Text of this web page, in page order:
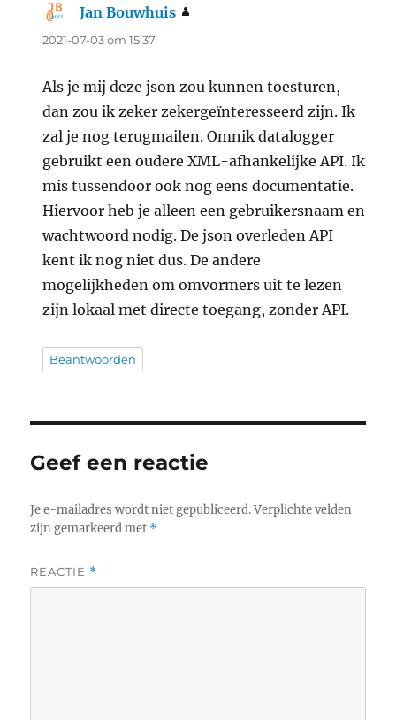
Jan Bouwhuis
2021-07-03 om 15:37
Als je mij deze json zou kunnen toesturen,
dan zou ik zeker zekergeïnteresseerd zijn. Ik
zal je nog terugmailen. Omnik datalogger
gebruikt een oudere XML-afhankelijke API. Ik
mis tussendoor ook nog eens documentatie.
Hiervoor heb je alleen een gebruikersnaam en
wachtwoord nodig. De json overleden API
kent ik nog niet dus. De andere
mogelijkheden om omvormers uit te lezen
zijn lokaal met directe toegang, zonder API.
Beantwoorden
Geef een reactie
Je e-mailadres wordt niet gepubliceerd. Verplichte velden
zijn gemarkeerd met *
REACTIE *